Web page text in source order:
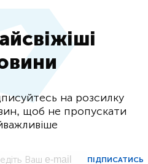
на розсилку
щоб не пропускати
ПІДПИСАТИСЬ